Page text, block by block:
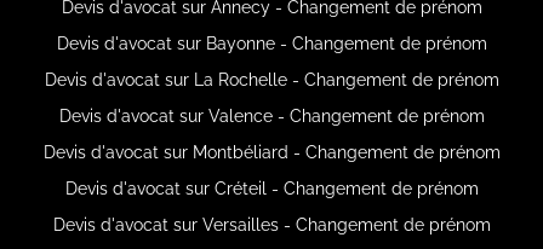
Devis d'avocat sur Annecy - Changement de prénom
Devis d'avocat sur Bayonne - Changement de prénom
Devis d'avocat sur La Rochelle - Changement de prénom
Devis d'avocat sur Valence - Changement de prénom
Devis d'avocat sur Montbéliard - Changement de prénom
Devis d'avocat sur Créteil - Changement de prénom
Devis d'avocat sur Versailles - Changement de prénom